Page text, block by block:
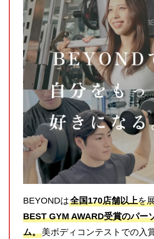
BEYONDは全国170店舗以上を
BEST GYM AWARD受賞のパー
ム。美ボディコンテストでの入